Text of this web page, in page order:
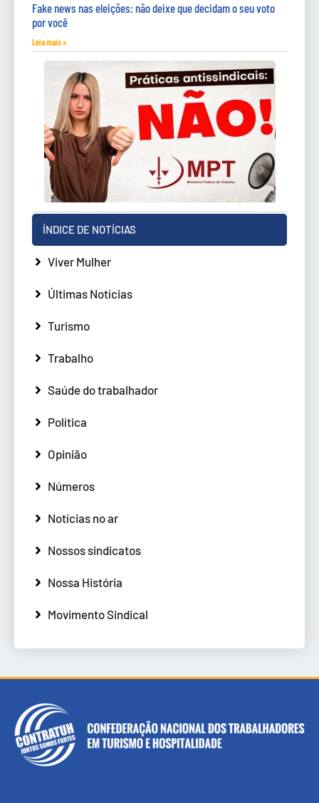
Fake news nas eleições: não deixe que decidam o seu voto
por você
Leia mais »
ÍNDICE DE NOTÍCIAS
Viver Mulher
Últimas Notícias
Turismo
Trabalho
Saúde do trabalhador
Política
Opinião
Números
Notícias no ar
Nossos sindicatos
Nossa História
Movimento Sindical